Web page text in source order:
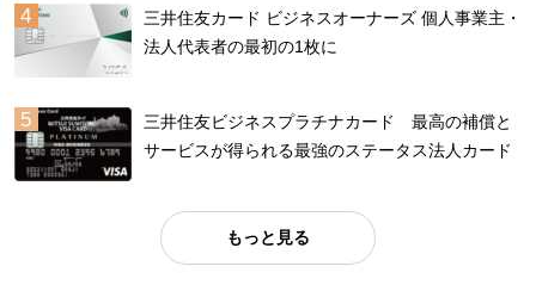
三井住友カード ビジネスオーナーズ 個人事業主・
法人代表者の最初の1枚に
三井住友ビジネスプラチナカード 最高の補償と
サービスが得られる最強のステータス法人カード
もっと見る